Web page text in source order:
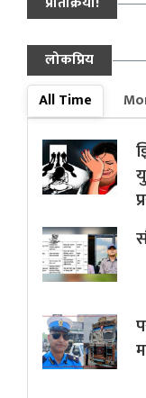
लोकप्रिय
All Time